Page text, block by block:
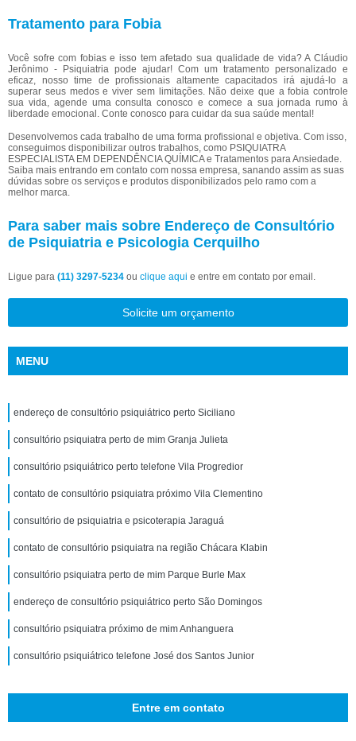
Tratamento para Fobia
Você sofre com fobias e isso tem afetado sua qualidade de vida? A Cláudio
Jerônimo - Psiquiatria pode ajudar! Com um tratamento personalizado e
eficaz, nosso time de profissionais altamente capacitados irá ajudá-lo a
superar seus medos e viver sem limitações. Não deixe que a fobia controle
sua vida, agende uma consulta conosco e comece a sua jornada rumo à
liberdade emocional. Conte conosco para cuidar da sua saúde mental!
Desenvolvemos cada trabalho de uma forma profissional e objetiva. Com isso,
conseguimos disponibilizar outros trabalhos, como PSIQUIATRA
ESPECIALISTA EM DEPENDÊNCIA QUÍMICA e Tratamentos para Ansiedade.
Saiba mais entrando em contato com nossa empresa, sanando assim as suas
dúvidas sobre os serviços e produtos disponibilizados pelo ramo com a
melhor marca.
Para saber mais sobre Endereço de Consultório
de Psiquiatria e Psicologia Cerquilho
Ligue para (11) 3297-5234 ou clique aqui e entre em contato por email.
Solicite um orçamento
MENU
endereço de consultório psiquiátrico perto Siciliano
consultório psiquiatra perto de mim Granja Julieta
consultório psiquiátrico perto telefone Vila Progredior
contato de consultório psiquiatra próximo Vila Clementino
consultório de psiquiatria e psicoterapia Jaraguá
contato de consultório psiquiatra na região Chácara Klabin
consultório psiquiatra perto de mim Parque Burle Max
endereço de consultório psiquiátrico perto São Domingos
consultório psiquiatra próximo de mim Anhanguera
consultório psiquiátrico telefone José dos Santos Junior
Entre em contato